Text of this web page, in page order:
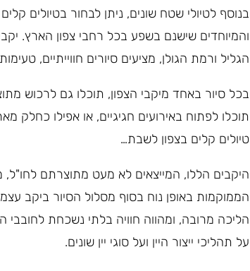
בנוסף לטיולי שטח שונים, ניתן לבחור בטיולים
והמיוחדים שישנם בשפע בכל רחבי צפון הארץ.
הגליל ורמת הגולן, מציעים סיורים חווייתיים,
בכל סיור באחד מיקבי הצפון, תוכלו גם לרכוש
תוכלו לפתוח באירועים חגיגיים, או אפילו
טיולים קלים בצפון לשבת…
היקבים הללו, המייצאים לא מעט מתוצרתם לחו"ל,
הממוקמות באופן נוח בסוף מסלול הסיור ביקב
הליכה מרובה, ומהווה חוויה בלתי נשכחת לחובבי
על תהליכי ייצור היין ועל סוגי יין שונים.